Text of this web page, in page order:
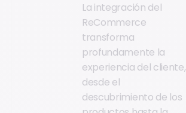
La integración del
ReCommerce
transforma
profundamente la
experiencia del cliente,
desde el
descubrimiento de los